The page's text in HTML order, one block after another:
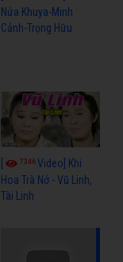
Nửa Khuya-Minh
Cảnh-Trọng Hữu
7346Video] Khi
Hoa Trà Nở - Vũ Linh,
Tài Linh